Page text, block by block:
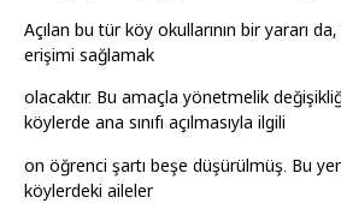
Açılan bu tür köy okullarının bir yararı
erişimi sağlamak
olacaktır. Bu amaçla yönetmelik
köylerde ana sınıfı açılmasıyla ilgili
on öğrenci şartı beşe düşürülmüş. Bu
köylerdeki aileler